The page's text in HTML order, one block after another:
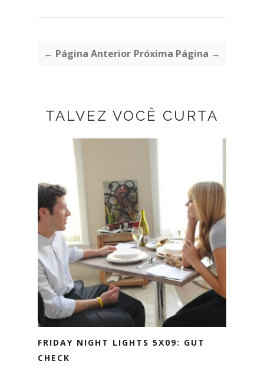
← Página Anterior Próxima Página →
TALVEZ VOCÊ CURTA
FRIDAY NIGHT LIGHTS 5X09: GUT
CHECK